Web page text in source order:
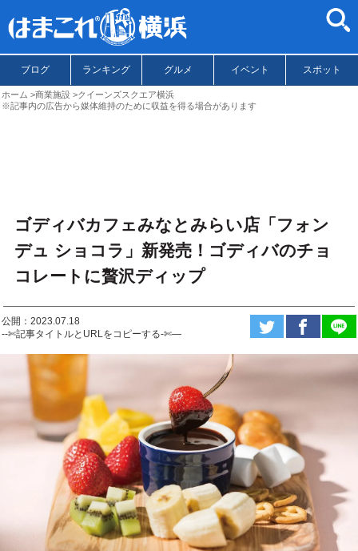
ブログ ランキング グルメ イベント スポット
ホーム 商業施設
クイーンズスクエア横浜
※記事内の広告から媒体維持のために収益を得る場合があります
ゴディバカフェみなとみらい店「フォン
デュ ショコラ」新発売！ゴディバのチョ
コレートに贅沢ディップ
公開：2023.07.18
--✄記事タイトルとURLをコピーする-✄—